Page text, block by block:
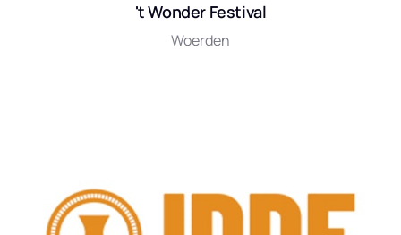
't Wonder Festival
Woerden